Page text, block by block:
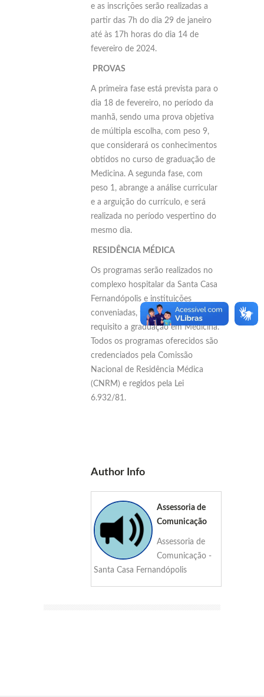
e as inscrições serão realizadas a
partir das 7h do dia 29 de janeiro
até às 17h horas do dia 14 de
fevereiro de 2024.
PROVAS
A primeira fase está prevista para o
dia 18 de fevereiro, no período da
manhã, sendo uma prova objetiva
de múltipla escolha, com peso 9,
que considerará os conhecimentos
obtidos no curso de graduação de
Medicina. A segunda fase, com
peso 1, abrange a análise curricular
e a arguição do currículo, e será
realizada no período vespertino do
mesmo dia.
RESIDÊNCIA MÉDICA
Os programas serão realizados no
complexo hospitalar da Santa Casa
Fernandópolis e instituições
conveniadas, tendo como pré-
requisito a graduação em Medicina.
Todos os programas oferecidos são
credenciados pela Comissão
Nacional de Residência Médica
(CNRM) e regidos pela Lei
6.932/81.
Author Info
Assessoria de
Comunicação
Assessoria de
Comunicação -
Santa Casa Fernandópolis